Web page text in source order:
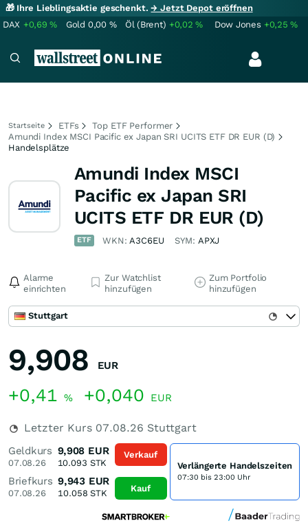
🎁 Ihre Lieblingsaktie geschenkt.→ Jetzt Depot eröffnen
DAX +0,69% Gold 0,00 % Öl (Brent) +0,02% Dow Jones +0,25%
Startseite ETFs
Top ETF Performer
Amundi Index MSCI Pacific ex Japan SRI UCITS ETF DR EUR (D)
Handelsplätze
Amundi Index MSCI
Pacific ex Japan SRI
UCITS ETF DR EUR (D)
ETF WKN:A3C6EU SYM: APXJ
Alarme
einrichten
Zur Watchlist
hinzufügen
Zum Portfolio
hinzufügen
Stuttgart
9,908 EUR
+0,41 % +0,040 EUR
Letzter Kurs 07.08.26 Stuttgart
Geldkurs
07.08.26
9,908 EUR
10.093 STK
Briefkurs
07.08.26
9,943 EUR
10.058 STK
Verkauf
Kauf
Verlängerte Handelszeiten
07:30 bis 23:00 Uhr